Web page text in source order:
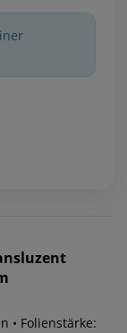
• Folienstärke: